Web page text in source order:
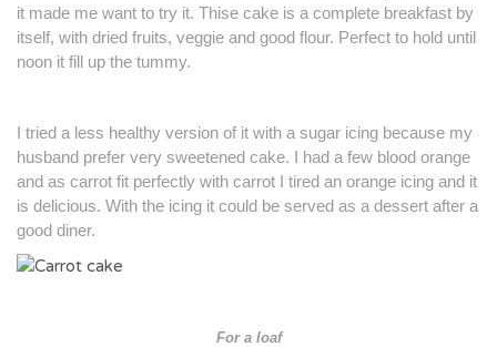
it made me want to try it. Thise cake is a complete breakfast by
itself, with dried fruits, veggie and good flour. Perfect to hold until
noon it fill up the tummy.
I tried a less healthy version of it with a sugar icing because my
husband prefer very sweetened cake. I had a few blood orange
and as carrot fit perfectly with carrot I tired an orange icing and it
is delicious. With the icing it could be served as a dessert after a
good diner.
For a loaf